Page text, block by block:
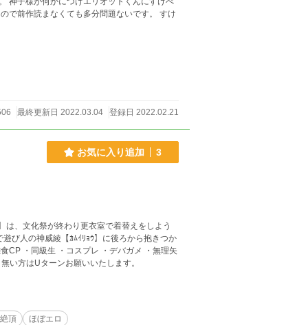
最終更新日 2022.03.04 登録日 2022.02.21
お気に入り追加 3
は、文化祭が終わり更衣室で着替えをしよう
び人の神威綾【ｶﾑｲﾘｮｳ】に後ろから抱きつか
以外を見たく無い方はUターンお願いいたします。
頂 ほぼエロ